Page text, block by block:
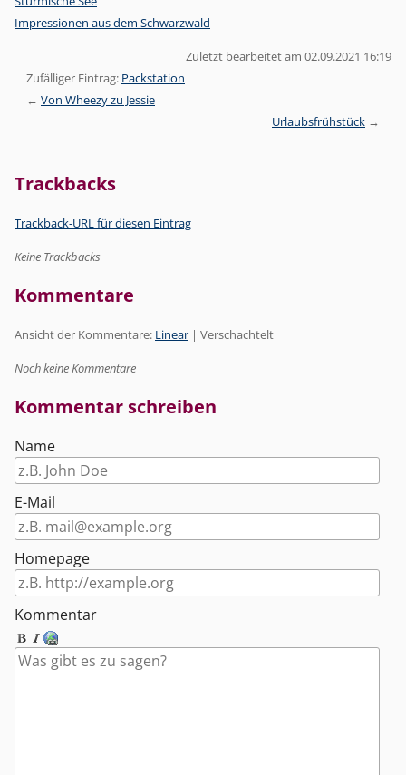
Impressionen aus dem Schwarzwald
Zuletzt bearbeitet am 02.09.2021 16:19
Zufälliger Eintrag: Packstation
Von Wheezy zu Jessie
Urlaubsfrühstück
Trackbacks
Trackback-URL für diesen Eintrag
Keine Trackbacks
Kommentare
Ansicht der Kommentare: Linear | Verschachtelt
Noch keine Kommentare
Kommentar schreiben
Name
E-Mail
Homepage
Kommentar